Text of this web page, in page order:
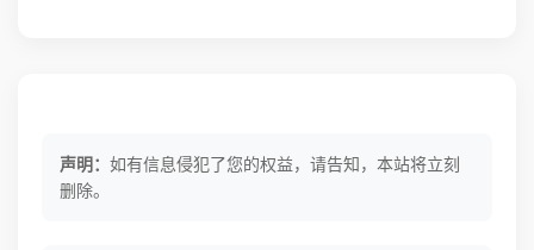
声明： 如有信息侵犯了您的权益，请告知，本站将立刻
删除。